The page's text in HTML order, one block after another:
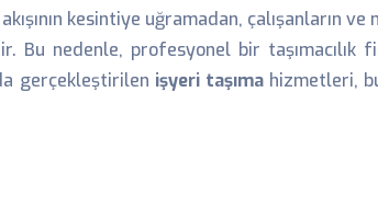
kesintiye uğramadan, çalışanların
nedenle, profesyonel bir taşımacılık
gerçekleştirilen işyeri taşımahizmetleri,